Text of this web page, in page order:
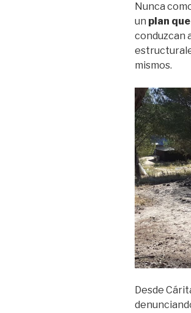
Nunca
un plan
conduzcan
mismos.
Desde